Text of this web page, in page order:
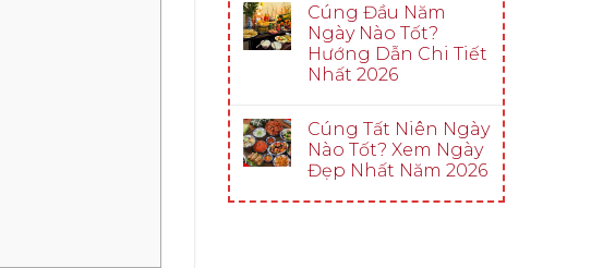
Cúng Đầu Năm
Ngày Nào Tốt?
Hướng Dẫn Chi Tiết
Nhất 2026
Cúng Tất Niên Ngày
Nào Tốt? Xem Ngày
Đẹp Nhất Năm 2026